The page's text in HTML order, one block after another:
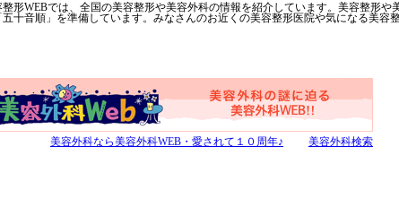
形WEBでは、全国の美容整形や美容外科の情報を紹介しています。美容整形や
十音順」を準備しています。みなさんのお近くの美容整形医院や気になる美容
美容外科なら美容外科WEB・愛されて１０周年♪ 美容外科検索